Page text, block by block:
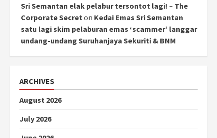
Sri Semantan elak pelabur tersontot lagi! – The
Corporate Secreton Kedai Emas Sri Semantan
satu lagi skim pelaburan emas ‘scammer’ langgar
undang-undang Suruhanjaya Sekuriti & BNM
ARCHIVES
August 2026
July 2026